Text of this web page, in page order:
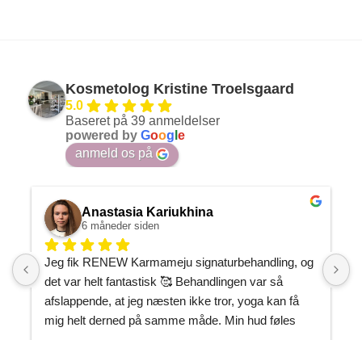
Kosmetolog Kristine Troelsgaard
5.0
Baseret på 39 anmeldelser
powered by Goog e
anmeld os på
Anastasia Kariukhina
6 måneder siden
Jeg fik RENEW Karmameju signaturbehandling, og
det var helt fantastisk 🥰 Behandlingen var så
afslappende, at jeg næsten ikke tror, yoga kan få
mig helt derned på samme måde. Min hud føles